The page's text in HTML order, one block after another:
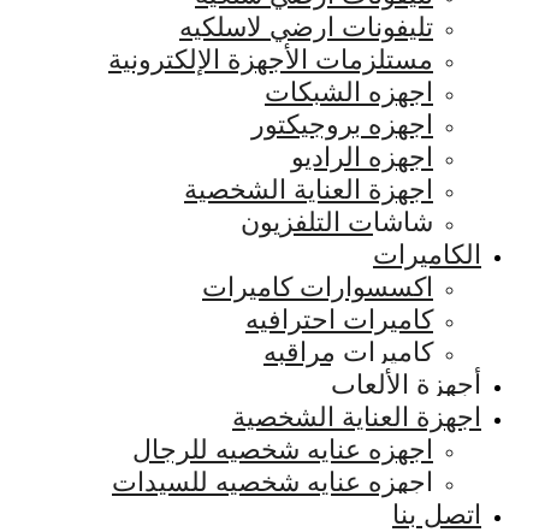
تليفونات ارضي لاسلكيه
مستلزمات الأجهزة الإلكترونية
اجهزه الشبكات
اجهزه بروجيكتور
اجهزه الراديو
اجهزة العناية الشخصية
شاشات التلفزيون
الكاميرات
اكسسوارات كاميرات
كاميرات احترافيه
كاميرات مراقبه
أجهزة الألعاب
اجهزة العناية الشخصية
اجهزه عنايه شخصيه للرجال
اجهزه عنايه شخصيه للسيدات
اتصل بنا